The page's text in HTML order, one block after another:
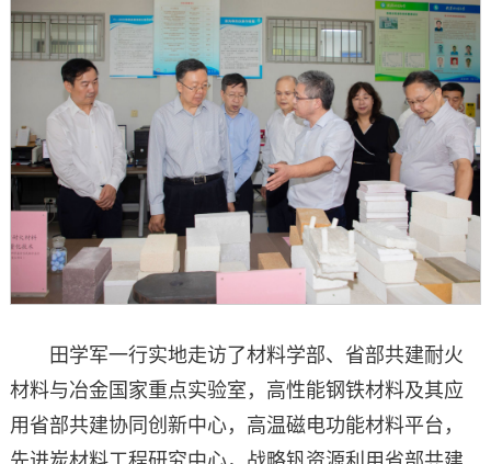
田学军一行实地走访了材料学部、省部共建耐火
材料与冶金国家重点实验室，高性能钢铁材料及其应
用省部共建协同创新中心，高温磁电功能材料平台，